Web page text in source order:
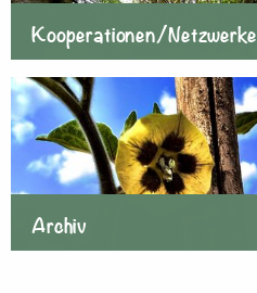
Kooperationen/Netzwerke
Archiv